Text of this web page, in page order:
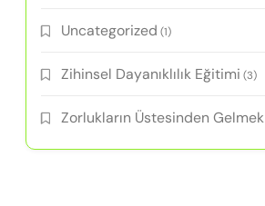
Uncategorized (1)
Zihinsel Dayanıklılık Eğitimi (3)
Zorlukların Üstesinden Gelmek